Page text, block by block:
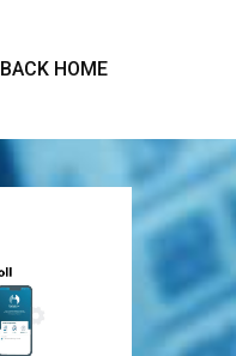
BACK HOME